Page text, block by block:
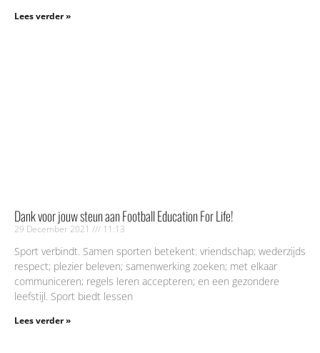
Lees verder »
Dank voor jouw steun aan Football Education For Life!
29 December 2021 11:13
Sport verbindt. Samen sporten betekent: vriendschap; wederzijds
respect; plezier beleven; samenwerking zoeken; met elkaar
communiceren; regels leren accepteren; en een gezondere
leefstijl. Sport biedt lessen
Lees verder »